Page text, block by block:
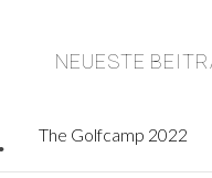
NEUESTE
The Golfcamp 2022